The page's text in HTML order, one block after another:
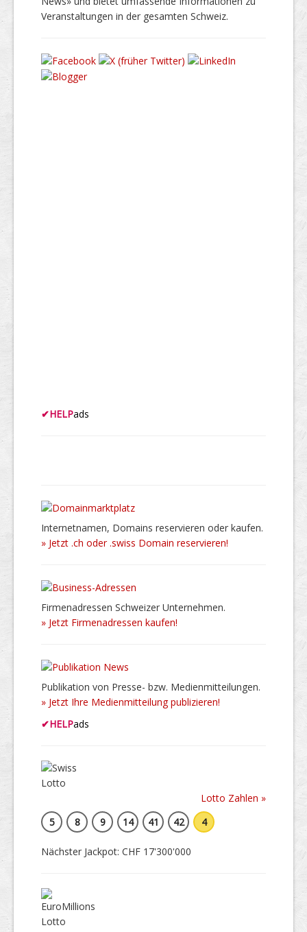
Veranstaltungen in der gesamten Schweiz.
✔HELPads
Internetnamen, Domains reservieren oder kaufen.
» Jetzt .ch oder .swiss Domain reservieren!
Firmenadressen Schweizer Unternehmen.
» Jetzt Firmenadressen kaufen!
Publikation von Presse- bzw. Medienmitteilungen.
» Jetzt Ihre Medienmitteilung publizieren!
✔HELPads
Lotto Zahlen »
5
8 9 14 41 42 4
Nächster Jackpot: CHF 17'300'000